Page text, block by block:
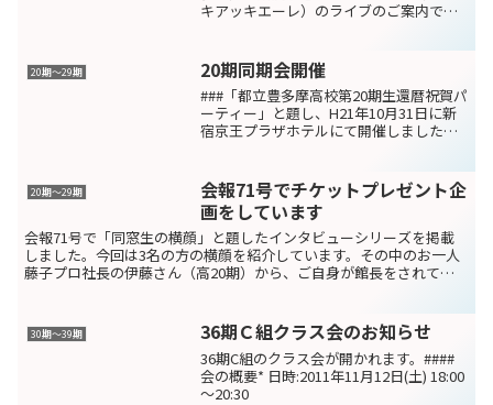
キアッキエーレ）のライブのご案内で
ろの多い今日この頃ですが、ワタクシが
リー...
20期〜29期 20期同期会開催
###「都立豊多摩高校第20期生還暦祝賀パ
ーティー」と題し、H21年10月31日に新
宿京王プラザホテルにて開催しました。
名）、集約等を経て開催に至り、第20期
卒業生約...
20期〜29期
会報71号でチケットプレゼント企
画をしています
会報71号で「同窓生の横顔」と題したインタビューシリーズを掲載
しました。今回は3名の方の横顔を紹介しています。その中のお一人
藤子プロ社長の伊藤さん（高20期）から、ご自身が館長をされてい
30期～39期 36期Ｃ組クラス会のお知らせ
36期C組のクラス会が開かれます。####
会の概要* 日時:2011年11月12日(土) 18:00
～20:30